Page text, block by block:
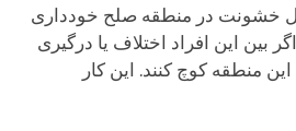
خشونت در منطقه صلح خودداری
بین این افراد اختلاف یا درگیری
منطقه کوچ کنند. این کار